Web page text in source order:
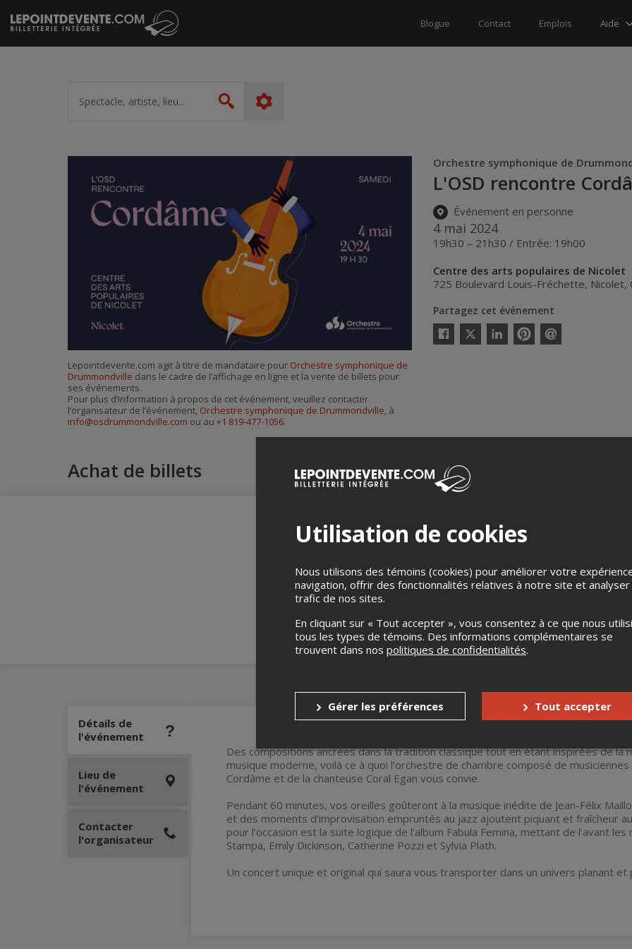
Passer
au
contenu
Blogue Contact Emplois Aide
artiste,
lieu...
Rechercher
Orchestre symphonique de
L'OSD rencontre
Événement en personne
4 mai 2024
19h30 – 21h30 / Entrée: 19h00
Centre des arts populaires de Nicolet
725 Boulevard Louis-Fréchette, Nicolet,
Partagez cet événement
Facebook
Twitter
LinkedinPinterestEnvoyer
Lepointdevente.com agit à titre de mandataire pour Orchestre symphonique de
Drummondville dans le cadre de l’affichage en ligne et la vente de billets pour
ses événements.
Pour plus d’information à propos de cet événement, veuillez contacter
l’organisateur de l’événement, Orchestre symphonique de Drummondville, à
info@osdrummondville.com ou au +1 819-477-1056.
Achat de billets
Détails de
l'événement
Des compositions ancrées dans la tradition classique tout en étant inspirées de la
musique moderne, voilà ce à quoi l’orchestre de chambre composé de musiciennes
Cordâme et de la chanteuse Coral Egan vous convie.
Pendant 60 minutes, vos oreilles goûteront à la musique inédite de Jean-Félix
et des moments d’improvisation empruntés au jazz ajoutent piquant et fraîcheur
pour l’occasion est la suite logique de l’album Fabula Femina, mettant de l’avant
Stampa, Emily Dickinson, Catherine Pozzi et Sylvia Plath.
Un concert unique et original qui saura vous transporter dans un univers planant et
Lieu de
l'événement
Contacter
l'organisateur
Utilisation de cookies
Nous utilisons des témoins (cookies) pour améliorer votre
navigation, offrir des fonctionnalités relatives à notre site et analyser
trafic de nos sites.
En cliquant sur « Tout accepter », vous consentez à ce que nous
tous les types de témoins. Des informations complémentaires se
trouvent dans nos politiques de confidentialités.
Gérer les préférences Tout accepter